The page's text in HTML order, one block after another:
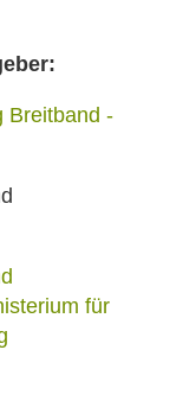
Breitband -
für